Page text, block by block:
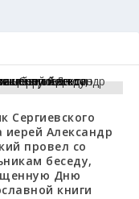
Сергиевского
иерей Александр
провел со
беседу,
Дню
книги